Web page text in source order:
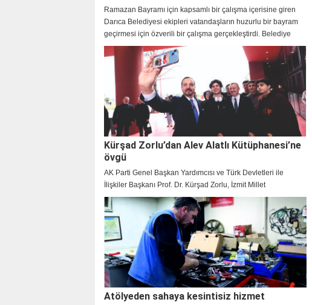
Ramazan Bayramı için kapsamlı bir çalışma içerisine giren
Darıca Belediyesi ekipleri vatandaşların huzurlu bir bayram
geçirmesi için özverili bir çalışma gerçekleştirdi. Belediye
Başkanı Muzaffer Bıyık da bayram mesajı yayınlayarak tüm
vatandaşların bayramını kutladı.
Kürşad Zorlu’dan Alev Alatlı Kütüphanesi’ne
övgü
AK Parti Genel Başkan Yardımcısı ve Türk Devletleri ile
İlişkiler Başkanı Prof. Dr. Kürşad Zorlu, İzmit Millet
Bahçesi’nde hizmet veren Alev Alatlı Kütüphanesi ve Sanat
Galerisi’ni ziyaret etti. Başkan Tahir Büyükakın’ı tebrik ederek
kütüphanenin şehirdeki kültür ve eğitim yaşamına kattığı
değeri öven Zorlu, ”Bu mekân, Kocaeli’nin kültür ve eğitim
alanında ne kadar ileriye gittiğinin somut göstergesi olmuştur”
dedi.
Atölyeden sahaya kesintisiz hizmet